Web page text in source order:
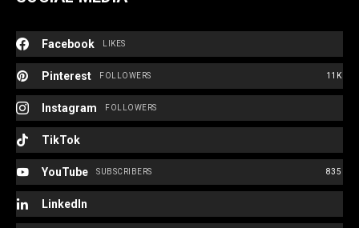
Facebook LIKES
Pinterest 11K
FOLLOWERS
Instagram FOLLOWERS
TikTok
YouTube 835
SUBSCRIBERS
LinkedIn